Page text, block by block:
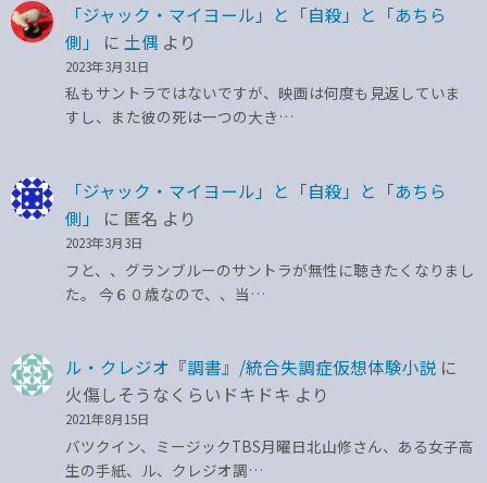
「ジャック・マイヨール」と「自殺」と「あちら
側」
に 土偶 より
2023年3月31日
私もサントラではないですが、映画は何度も見返していま
すし、また彼の死は一つの大き…
「ジャック・マイヨール」と「自殺」と「あちら
側」
に 匿名 より
2023年3月3日
フと、、グランブルーのサントラが無性に聴きたくなりまし
た。 今６０歳なので、、当…
ル・クレジオ『調書』/統合失調症仮想体験小説 に
火傷しそうなくらいドキドキ より
2021年8月15日
バツクイン、ミージックTBS月曜日北山修さん、ある女子高
生の手紙、ル、クレジオ調…